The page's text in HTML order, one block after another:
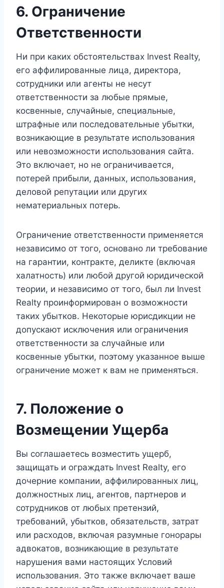
6. Ограничение
Ответственности
Ни при каких обстоятельствах Invest Realty,
его аффилированные лица, директора,
сотрудники или агенты не несут
ответственности за любые прямые,
косвенные, случайные, специальные,
штрафные или последовательные убытки,
возникающие в результате использования
или невозможности использования сайта.
Это включает, но не ограничивается,
потерей прибыли, данных, использования,
деловой репутации или других
нематериальных потерь.
Ограничение ответственности применяется
независимо от того, основано ли требование
на гарантии, контракте, деликте (включая
халатность) или любой другой юридической
теории, и независимо от того, был ли Invest
Realty проинформирован о возможности
таких убытков. Некоторые юрисдикции не
допускают исключения или ограничения
ответственности за случайные или
косвенные убытки, поэтому указанное выше
ограничение может к вам не применяться.
7. Положение о
Возмещении Ущерба
Вы соглашаетесь возместить ущерб,
защищать и ограждать Invest Realty, его
дочерние компании, аффилированных лиц,
должностных лиц, агентов, партнеров и
сотрудников от любых претензий,
требований, убытков, обязательств, затрат
или расходов, включая разумные гонорары
адвокатов, возникающие в результате
нарушения вами настоящих Условий
использования. Это также включает ваше